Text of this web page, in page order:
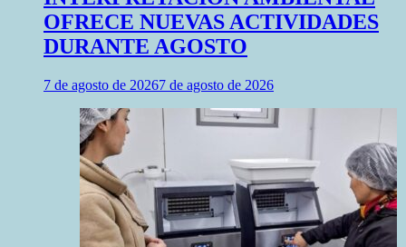
OFRECE NUEVAS ACTIVIDADES
DURANTE AGOSTO
7 de agosto de 20267 de agosto de 2026